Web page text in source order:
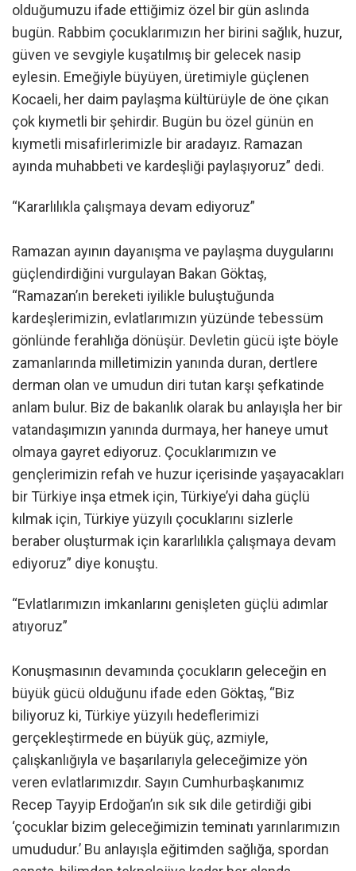
olduğumuzu ifade ettiğimiz özel bir gün aslında
bugün. Rabbim çocuklarımızın her birini sağlık, huzur,
güven ve sevgiyle kuşatılmış bir gelecek nasip
eylesin. Emeğiyle büyüyen, üretimiyle güçlenen
Kocaeli, her daim paylaşma kültürüyle de öne çıkan
çok kıymetli bir şehirdir. Bugün bu özel günün en
kıymetli misafirlerimizle bir aradayız. Ramazan
ayında muhabbeti ve kardeşliği paylaşıyoruz” dedi.
“Kararlılıkla çalışmaya devam ediyoruz”
Ramazan ayının dayanışma ve paylaşma duygularını
güçlendirdiğini vurgulayan Bakan Göktaş,
“Ramazan’ın bereketi iyilikle buluştuğunda
kardeşlerimizin, evlatlarımızın yüzünde tebessüm
gönlünde ferahlığa dönüşür. Devletin gücü işte böyle
zamanlarında milletimizin yanında duran, dertlere
derman olan ve umudun diri tutan karşı şefkatinde
anlam bulur. Biz de bakanlık olarak bu anlayışla her bir
vatandaşımızın yanında durmaya, her haneye umut
olmaya gayret ediyoruz. Çocuklarımızın ve
gençlerimizin refah ve huzur içerisinde yaşayacakları
bir Türkiye inşa etmek için, Türkiye’yi daha güçlü
kılmak için, Türkiye yüzyılı çocuklarını sizlerle
beraber oluşturmak için kararlılıkla çalışmaya devam
ediyoruz” diye konuştu.
“Evlatlarımızın imkanlarını genişleten güçlü adımlar
atıyoruz”
Konuşmasının devamında çocukların geleceğin en
büyük gücü olduğunu ifade eden Göktaş, “Biz
biliyoruz ki, Türkiye yüzyılı hedeflerimizi
gerçekleştirmede en büyük güç, azmiyle,
çalışkanlığıyla ve başarılarıyla geleceğimize yön
veren evlatlarımızdır. Sayın Cumhurbaşkanımız
Recep Tayyip Erdoğan’ın sık sık dile getirdiği gibi
‘çocuklar bizim geleceğimizin teminatı yarınlarımızın
umududur.’ Bu anlayışla eğitimden sağlığa, spordan